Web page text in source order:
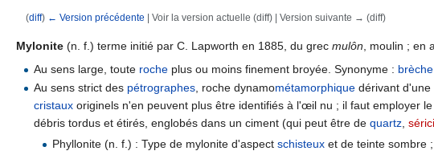
(diff) ← Version précédente | Voir la version actuelle (diff) | Version suivante → (diff)
Mylonite (n. f.) terme initié par C. Lapworth en 1885, du grec mulôn , moulin ; en
Au sens large, toute roche plus ou moins finement broyée. Synonyme : brèche
Au sens strict des pétrographes , roche dynamométamorphique dérivant d'une
cristaux originels n'en peuvent plus être identifiés à l'œil nu ; il faut employer le
débris tordus et étirés, englobés dans un ciment (qui peut être dequartz ,
Phyllonite (n. f.) : Type de mylonite d'aspect schisteuxet de teinte sombre